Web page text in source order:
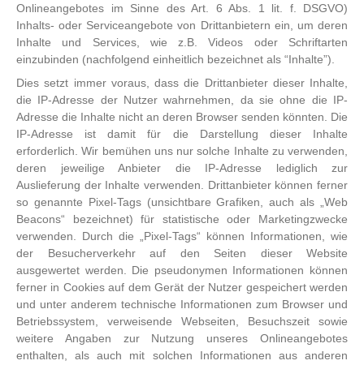
Onlineangebotes im Sinne des Art. 6 Abs. 1 lit. f. DSGVO)
Inhalts- oder Serviceangebote von Drittanbietern ein, um deren
Inhalte und Services, wie z.B. Videos oder Schriftarten
einzubinden (nachfolgend einheitlich bezeichnet als “Inhalte”).
Dies setzt immer voraus, dass die Drittanbieter dieser Inhalte,
die IP-Adresse der Nutzer wahrnehmen, da sie ohne die IP-
Adresse die Inhalte nicht an deren Browser senden könnten. Die
IP-Adresse ist damit für die Darstellung dieser Inhalte
erforderlich. Wir bemühen uns nur solche Inhalte zu verwenden,
deren jeweilige Anbieter die IP-Adresse lediglich zur
Auslieferung der Inhalte verwenden. Drittanbieter können ferner
so genannte Pixel-Tags (unsichtbare Grafiken, auch als „Web
Beacons“ bezeichnet) für statistische oder Marketingzwecke
verwenden. Durch die „Pixel-Tags“ können Informationen, wie
der Besucherverkehr auf den Seiten dieser Website
ausgewertet werden. Die pseudonymen Informationen können
ferner in Cookies auf dem Gerät der Nutzer gespeichert werden
und unter anderem technische Informationen zum Browser und
Betriebssystem, verweisende Webseiten, Besuchszeit sowie
weitere Angaben zur Nutzung unseres Onlineangebotes
enthalten, als auch mit solchen Informationen aus anderen